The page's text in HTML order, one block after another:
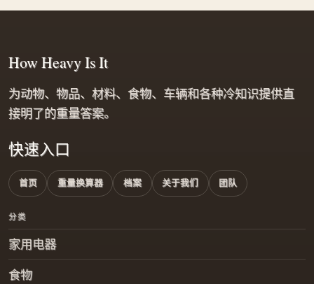
快速入口
首页 重量换算器 档案 关于我们 团队
分类
家用电器
食物
How Heavy Is It
为动物、物品、材料、食物、车辆和各种冷知识提供直
接明了的重量答案。